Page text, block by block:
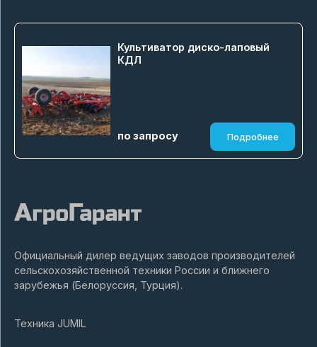
Культиватор диско-лаповый
КДЛ
по запросу Подробнее
Официальный дилер ведущих заводов производителей
сельскохозяйственной техники России и ближнего
зарубежья (Белоруссия, Турция).
Техника JUMIL